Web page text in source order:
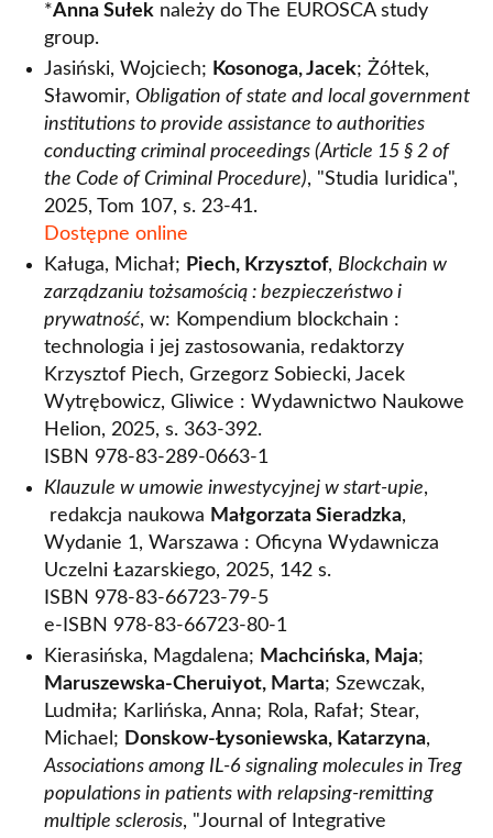
*Anna Sułek należy do The EUROSCA study
group.
Jasiński, Wojciech; Kosonoga, Jacek; Żółtek,
Sławomir, Obligation of state and local government
institutions to provide assistance to authorities
conducting criminal proceedings (Article 15 § 2 of
the Code of Criminal Procedure), "Studia Iuridica",
2025, Tom 107, s. 23-41.
Dostępne online
Kaługa, Michał; Piech, Krzysztof, Blockchain w
zarządzaniu tożsamością : bezpieczeństwo i
prywatność, w: Kompendium blockchain :
technologia i jej zastosowania, redaktorzy
Krzysztof Piech, Grzegorz Sobiecki, Jacek
Wytrębowicz, Gliwice : Wydawnictwo Naukowe
Helion, 2025, s. 363-392.
ISBN 978-83-289-0663-1
Klauzule w umowie inwestycyjnej w start-upie,
redakcja naukowa Małgorzata Sieradzka,
Wydanie 1, Warszawa : Oficyna Wydawnicza
Uczelni Łazarskiego, 2025, 142 s.
ISBN 978-83-66723-79-5
e-ISBN 978-83-66723-80-1
Kierasińska, Magdalena; Machcińska, Maja;
Maruszewska-Cheruiyot, Marta; Szewczak,
Ludmiła; Karlińska, Anna; Rola, Rafał; Stear,
Michael; Donskow-Łysoniewska, Katarzyna,
Associations among IL-6 signaling molecules in Treg
populations in patients with relapsing-remitting
multiple sclerosis, "Journal of Integrative